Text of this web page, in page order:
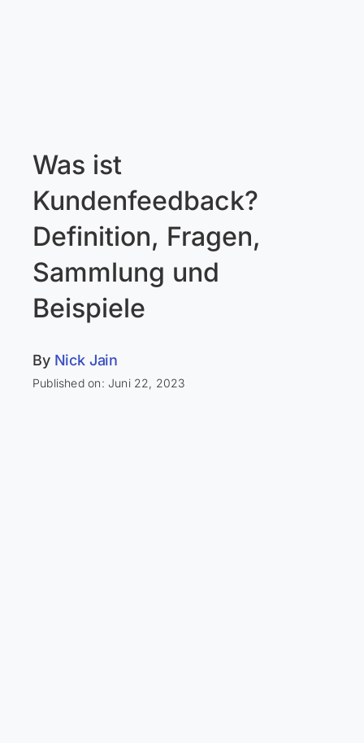
Was ist
Kundenfeedback?
Definition, Fragen,
Sammlung und
Beispiele
By Nick Jain
Published on: Juni 22, 2023